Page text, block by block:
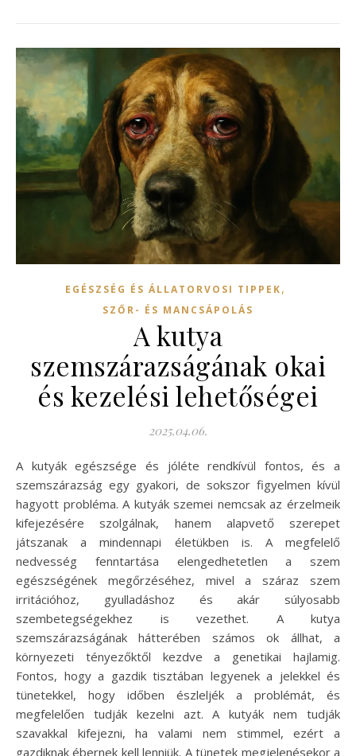
EGÉSZSÉG ÉS ÁLLATORVOSI TIPPEK,
SZŐR- ÉS MANCSÁPOLÁS
A kutya
szemszárazságának okai
és kezelési lehetőségei
2025.04.06.
A kutyák egészsége és jóléte rendkívül fontos, és a
szemszárazság egy gyakori, de sokszor figyelmen kívül
hagyott probléma. A kutyák szemei nemcsak az érzelmeik
kifejezésére szolgálnak, hanem alapvető szerepet
játszanak a mindennapi életükben is. A megfelelő
nedvesség fenntartása elengedhetetlen a szem
egészségének megőrzéséhez, mivel a száraz szem
irritációhoz, gyulladáshoz és akár súlyosabb
szembetegségekhez is vezethet. A kutya
szemszárazságának hátterében számos ok állhat, a
környezeti tényezőktől kezdve a genetikai hajlamig.
Fontos, hogy a gazdik tisztában legyenek a jelekkel és
tünetekkel, hogy időben észleljék a problémát, és
megfelelően tudják kezelni azt. A kutyák nem tudják
szavakkal kifejezni, ha valami nem stimmel, ezért a
gazdiknak ébernek kell lenniük. A tünetek megjelenésekor a